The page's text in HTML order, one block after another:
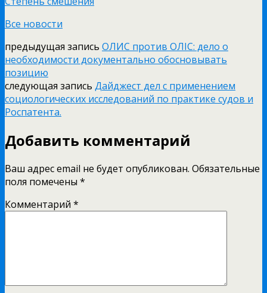
Все новости
предыдущая запись ОЛИС против ОЛIС: дело о
необходимости документально обосновывать
позицию
следующая запись Дайджест дел с применением
социологических исследований по практике судов и
Роспатента.
Добавить комментарий
Ваш адрес email не будет опубликован. Обязательные
поля помечены *
Комментарий *